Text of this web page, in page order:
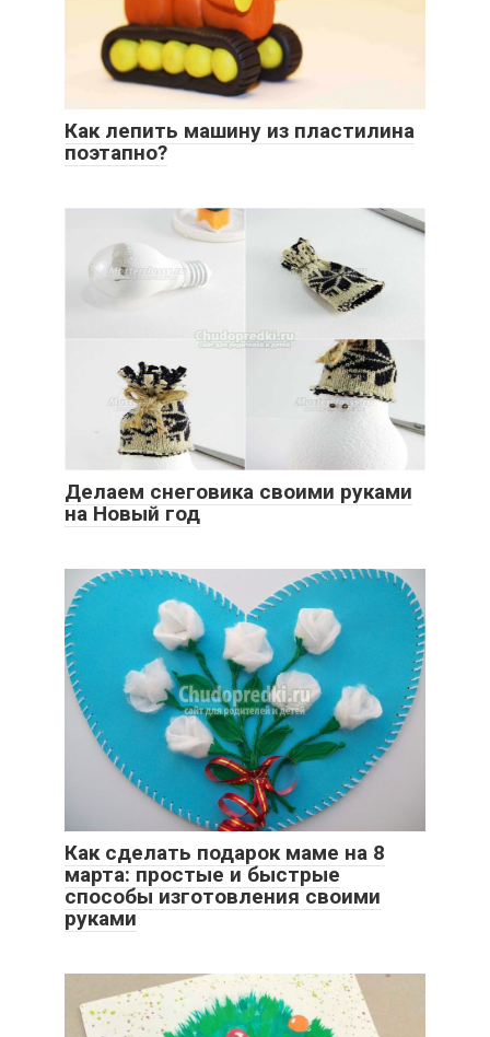
Как лепить машину из пластилина
поэтапно?
Делаем снеговика своими руками
на Новый год
Как сделать подарок маме на 8
марта: простые и быстрые
способы изготовления своими
руками